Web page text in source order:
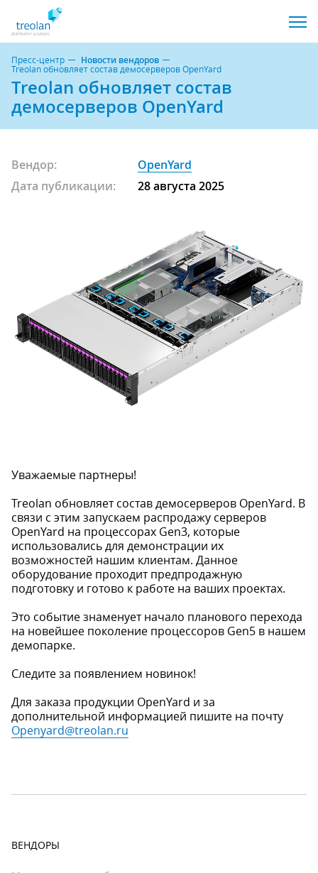
Пресс-центр Новости вендоров
Treolan обновляет состав демосерверов OpenYard
Treolan обновляет состав
демосерверов OpenYard
Вендор:
OpenYard
Дата публикации:
28 августа 2025
Уважаемые партнеры!
Treolan обновляет состав демосерверов OpenYard. В
связи с этим запускаем распродажу серверов
OpenYard на процессорах Gen3, которые
использовались для демонстрации их
возможностей нашим клиентам. Данное
оборудование проходит предпродажную
подготовку и готово к работе на ваших проектах.
Это событие знаменует начало планового перехода
на новейшее поколение процессоров Gen5 в нашем
демопарке.
Следите за появлением новинок!
Для заказа продукции OpenYard и за
дополнительной информацией пишите на почту
Openyard@treolan.ru
ВЕНДОРЫ